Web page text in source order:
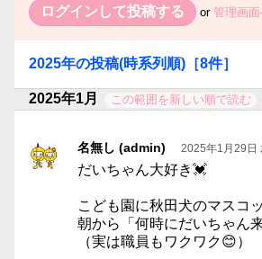
or 管理画
2025年の投稿(時系列順) ［8件］
2025年1月 この範囲を新しい順で読む
名無し (admin) 2025年1月29日
だいちゃん大好き💓
こども園に秋田犬のマスコ
朝から「何時にだいちゃん
（実は職員もワクワク😊）